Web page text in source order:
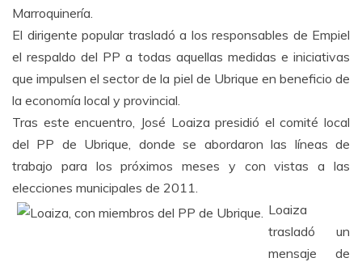
Marroquinería.
El dirigente popular trasladó a los responsables de Empiel
el respaldo del PP a todas aquellas medidas e iniciativas
que impulsen el sector de la piel de Ubrique en beneficio de
la economía local y provincial.
Tras este encuentro, José Loaiza presidió el comité local
del PP de Ubrique, donde se abordaron las líneas de
trabajo para los próximos meses y con vistas a las
elecciones municipales de 2011.
Loaiza
trasladó un
mensaje de